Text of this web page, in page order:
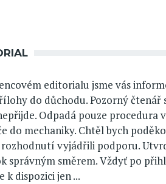
editorialu jsme vás
do důchodu. Pozorný čtenář
Odpadá pouze procedura
do mechaniky. Chtěl bych
vyjádřili podporu.
správným směrem. Vždyť po
k dispozici jen ...